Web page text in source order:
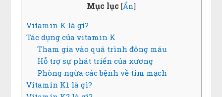
Mục lục [Ẩn]
Vitamin K là gì?
Tác dụng của vitamin K
Tham gia vào quá trình đông máu
Hỗ trợ sự phát triển của xương
Phòng ngừa các bệnh về tim mạch
Vitamin K1 là gì?